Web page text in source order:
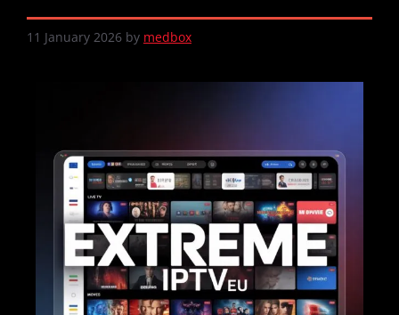
11 January 2026 by medbox